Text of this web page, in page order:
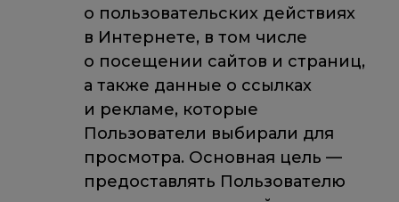
о пользовательских действиях
в Интернете, в том числе
о посещении сайтов и страниц,
а также данные о ссылках
и рекламе, которые
Пользователи выбирали для
просмотра. Основная цель —
предоставлять Пользователю